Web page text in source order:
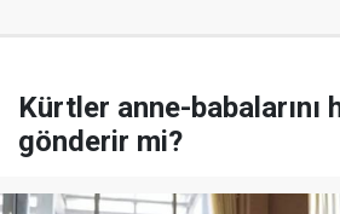
Kürtler anne-babalarını
gönderir mi?